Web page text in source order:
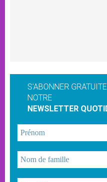
S'ABONNER
NOTRE
NEWSLETTER